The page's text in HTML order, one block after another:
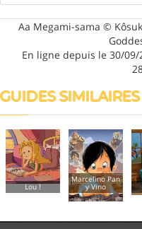
Aa Megami-sama ©
En ligne depuis le 30/
GUIDES SIMILAIRES
Lou !
Marcelino Pan
y Vino